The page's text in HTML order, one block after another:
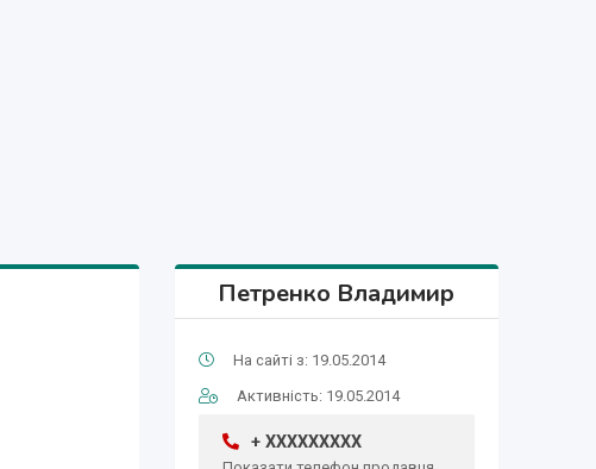
Петренко Владимир
На сайті з: 19.05.2014
Активність: 19.05.2014
+ XXXXXXXXX